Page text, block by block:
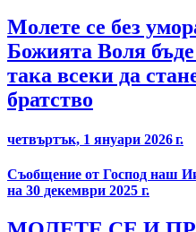
Молете се без
Божията Воля
така всеки да
братство
четвъртък, 1 януари 2026 г.
Съобщение от Господ наш
на 30 декември 2025 г.